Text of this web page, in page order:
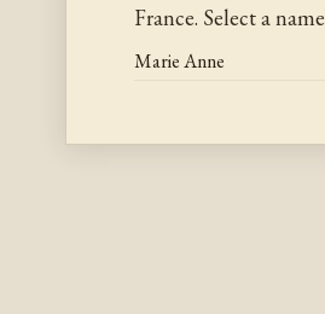
France. Select a
Marie Anne